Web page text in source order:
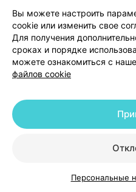
КаталогКорзина
■ Спустя пять недель с
лечения женщины
тест на беременность,
вероятность
Ограничения в
лекарственных средств:
- Назначение препарата
курсом лечения, равным
Тест на беременность,
Вы можете настроить
cookie или изменить свое
Для получения
сроках и порядке
можете ознакомиться с
файлов cookie
Персональные